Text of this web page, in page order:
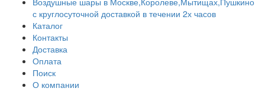
с круглосуточной доставкой в течении 2х часов
Каталог
Контакты
Доставка
Оплата
Поиск
О компании